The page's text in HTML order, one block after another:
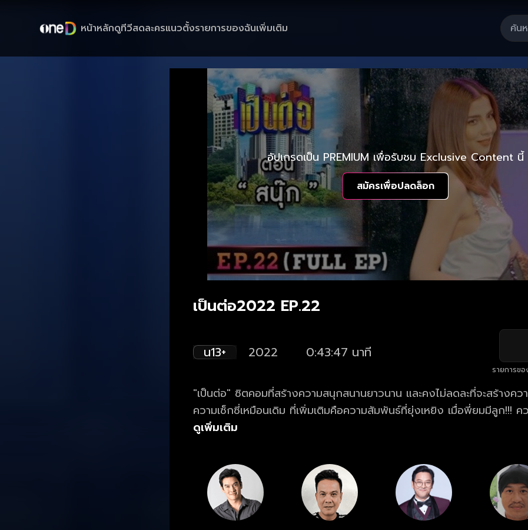
หน้าหลักดูทีวีสดละครแนวตั้งรายการของฉันเพิ่มเติม
อัปเกรดเป็น PREMIUM เพื่อรับชม Exclusive Content นี้
สมัครเพื่อปลดล็อก
เป็นต่อ2022 EP.22
น13+ 2022 0:43:47 นาที
รายการข
"เป็นต่อ" ซิตคอมที่สร้างความสนุกสนานยาวนาน และคงไม่ลดละที่จะสร้างค
ความเซ็กซี่เหมือนเดิม ที่เพิ่มเติมคือความสัมพันธ์ที่ยุ่งเหยิง เมื่อพี่ยมมีลูก!!! ค
ความป่วนของ ศักรินทร์-ศักรินทร์ลี่ เรื่องราววุ่น ๆ ของนายเป็นต่อจะเป็นอย่า
ดูเพิ่มเติม